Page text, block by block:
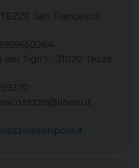
TEZZE San Francesco
dei Tigli 1 - 31020 Tezze